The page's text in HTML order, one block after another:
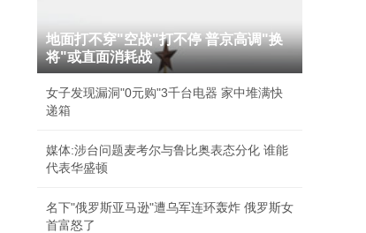
地面打不穿"空战"打不停 普京高调"换
将"或直面消耗战
女子发现漏洞"0元购"3千台电器 家中堆满快
递箱
媒体:涉台问题麦考尔与鲁比奥表态分化 谁能
代表华盛顿
名下"俄罗斯亚马逊"遭乌军连环轰炸 俄罗斯女
首富怒了